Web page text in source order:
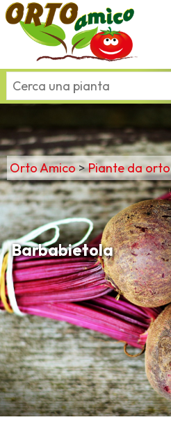
Orto Amico >Piante da orto
Barbabietola